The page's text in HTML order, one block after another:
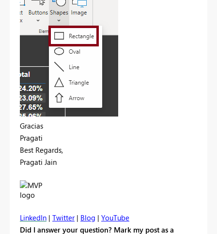
Gracias
Pragati
Best Regards,
Pragati Jain
LinkedIn | Twitter| Blog | YouTube
Did I answer your question? Mark my post as a